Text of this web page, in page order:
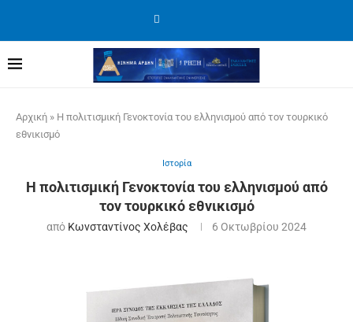
Αρχική » Η πολιτισμική Γενοκτονία του ελληνισμού από τον τουρκικό
εθνικισμό
Ιστορία
Η πολιτισμική Γενοκτονία του ελληνισμού από
τον τουρκικό εθνικισμό
από Κωνσταντίνος Χολέβας 6 Οκτωβρίου 2024